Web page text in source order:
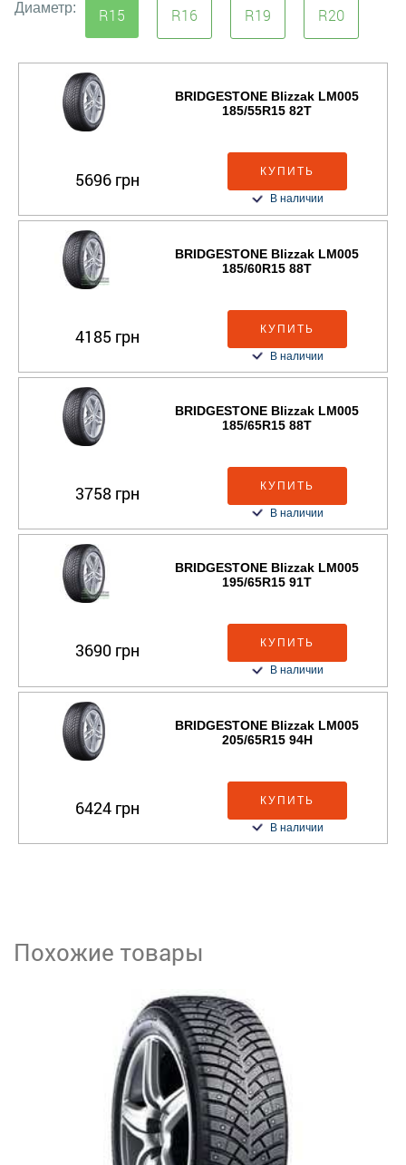
Диаметр: R15 R16 R19 R20
BRIDGESTONE Blizzak LM005
185/55R15 82T
5696 грн КУПИТЬ
В наличии
BRIDGESTONE Blizzak LM005
185/60R15 88T
4185 грн КУПИТЬ
В наличии
BRIDGESTONE Blizzak LM005
185/65R15 88T
3758 грн КУПИТЬ
В наличии
BRIDGESTONE Blizzak LM005
195/65R15 91T
3690 грн КУПИТЬ
В наличии
BRIDGESTONE Blizzak LM005
205/65R15 94H
6424 грн КУПИТЬ
В наличии
Похожие товары